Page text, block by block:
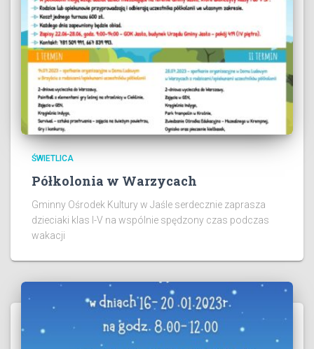
ŚWIETLICA
Półkolonia w Warzycach
Gminny Ośrodek Kultury w Jaśle serdecznie zaprasza
dzieciaki klas I-V na wspólnie spędzony czas podczas
wakacji